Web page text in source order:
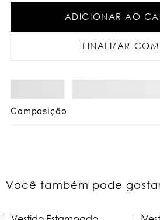
ADICIONAR AO
FINALIZAR
Composição
Você também pode